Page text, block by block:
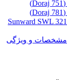
| مشخصات و ویژگی